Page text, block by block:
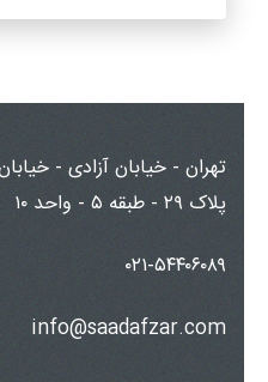
تهران - خیابان آزادی -
پلاک ۲۹ - طبقه ۵ - واحد ۱۰
۰۲۱-۵۴۴۰۶۰۸۹
info@saadafzar.com